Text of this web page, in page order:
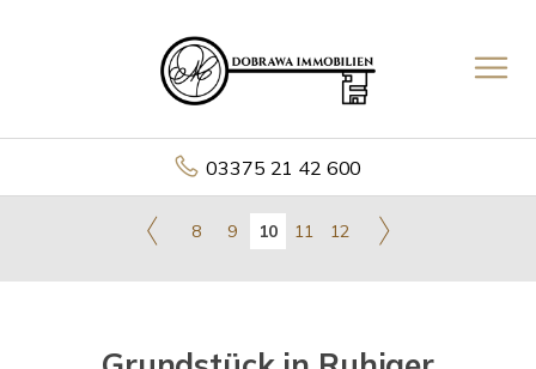
03375 21 42 600
8 9 10 11 12